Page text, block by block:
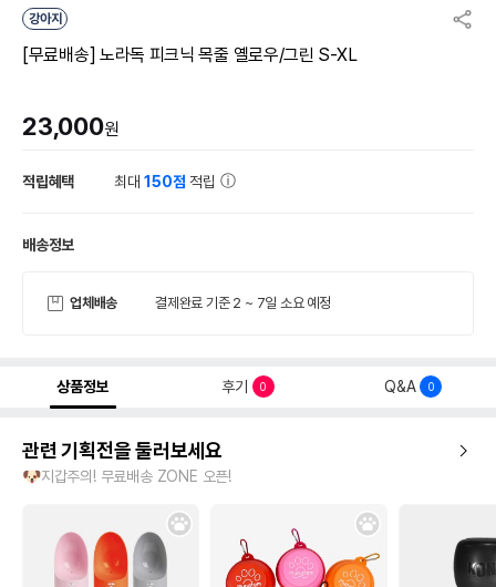
강아지
[무료배송] 노라독 피크닉 목줄 옐로우/그린 S-XL
23,000원
적립혜택 최대150점 적립
배송정보
업체배송 결제완료 기준 2 ~ 7일 소요 예정
상품정보 후기 0 Q&A 0
관련 기획전을 둘러보세요
🐶지갑주의! 무료배송 ZONE 오픈!